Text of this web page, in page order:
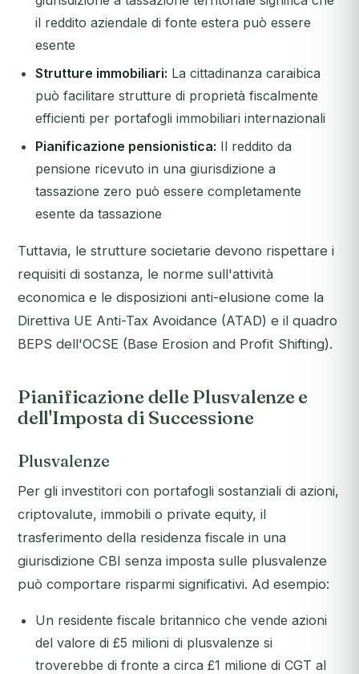
il reddito aziendale di fonte estera può essere
esente
Strutture immobiliari: La cittadinanza caraibica
può facilitare strutture di proprietà fiscalmente
efficienti per portafogli immobiliari internazionali
Pianificazione pensionistica: Il reddito da
pensione ricevuto in una giurisdizione a
tassazione zero può essere completamente
esente da tassazione
Tuttavia, le strutture societarie devono rispettare i
requisiti di sostanza, le norme sull'attività
economica e le disposizioni anti-elusione come la
Direttiva UE Anti-Tax Avoidance (ATAD) e il quadro
BEPS dell'OCSE (Base Erosion and Profit Shifting).
Pianificazione delle Plusvalenze e
dell'Imposta di Successione
Plusvalenze
Per gli investitori con portafogli sostanziali di azioni,
criptovalute, immobili o private equity, il
trasferimento della residenza fiscale in una
giurisdizione CBI senza imposta sulle plusvalenze
può comportare risparmi significativi. Ad esempio:
Un residente fiscale britannico che vende azioni
del valore di £5 milioni di plusvalenze si
troverebbe di fronte a circa £1 milione di CGT al